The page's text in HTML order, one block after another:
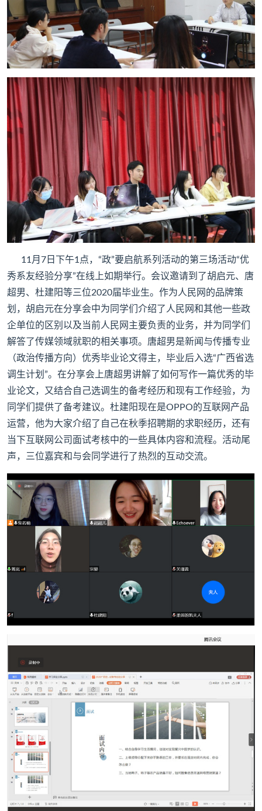
11月7日下午1点，“政”要启航系列活动的第三场活动“优
秀系友经验分享”在线上如期举行。会议邀请到了胡启元、唐
超男、杜建阳等三位2020届毕业生。作为人民网的品牌策
划，胡启元在分享会中为同学们介绍了人民网和其他一些政
企单位的区别以及当前人民网主要负责的业务，并为同学们
解答了传媒领域就职的相关事项。唐超男是新闻与传播专业
（政治传播方向）优秀毕业论文得主，毕业后入选“广西省选
调生计划”。在分享会上唐超男讲解了如何写作一篇优秀的毕
业论文，又结合自己选调生的备考经历和现有工作经验，为
同学们提供了备考建议。杜建阳现在是OPPO的互联网产品
运营，他为大家介绍了自己在秋季招聘期的求职经历，还有
当下互联网公司面试考核中的一些具体内容和流程。活动尾
声，三位嘉宾和与会同学进行了热烈的互动交流。